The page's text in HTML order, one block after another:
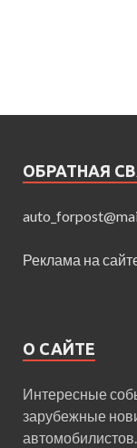
ОБРАТНАЯ
Реклама на
О САЙТЕ
Интересные
зарубежные
автомобилистов.